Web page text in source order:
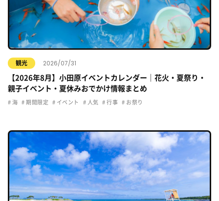
観光 2026/07/31
【2026年8月】小田原イベントカレンダー｜花火・夏祭り・
親子イベント・夏休みおでかけ情報まとめ
海 期間限定 イベント 人気 行事 お祭り